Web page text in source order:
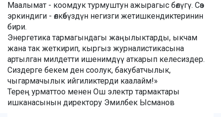
Маалымат - коомдук турмуштун ажырагыс бөлүгү. Сөз
эркиндиги - өлкөбүздүн негизги жетишкендиктеринин
бири.
Энергетика тармагындагы жаңылыктарды, ыкчам
жана так жеткирип, кыргыз журналистикасына
артылган милдетти ишенимдүү аткарып келесиздер.
Сиздерге бекем ден соолук, бакубатчылык,
чыгармачылык ийгиликтерди каалайм!»
Терең урматтоо менен Ош электр тармактары
ишканасынын директору Эмилбек Ысманов